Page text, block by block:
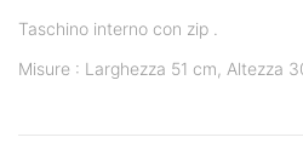
Taschino interno con zip .
Misure : Larghezza 51 cm, Altezza